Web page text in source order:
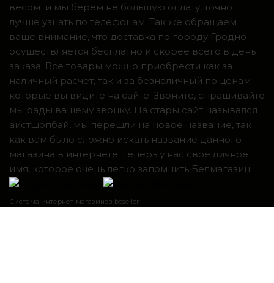
весом и мы берем не большую оплату, точно
лучше узнать по телефонам. Так же обращаем
ваше внимание, что доставка по городу Гродно
осуществляется бесплатно и скорее всего в день
заказа. Все товары можно приобрести как за
наличный расчет, так и за безналичный по ценам
которые вы видите на сайте. Звоните, спрашивайте
мы рады вашему звонку. На стары сайт назывался
аистшопбай, мы перешли на новое название, так
как вам было сложно искать название данного
магазина в интернете. Теперь у нас свое личное
имя, которое очень легко запомнить Белмагазин.
Система интернет-магазинов beseller